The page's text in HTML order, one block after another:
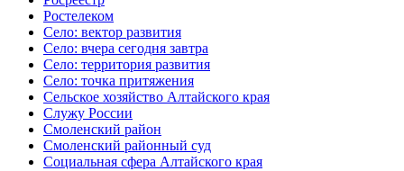
Ростелеком
Село: вектор развития
Село: вчера сегодня завтра
Село: территория развития
Село: точка притяжения
Сельское хозяйство Алтайского края
Служу России
Смоленский район
Смоленский районный суд
Социальная сфера Алтайского края